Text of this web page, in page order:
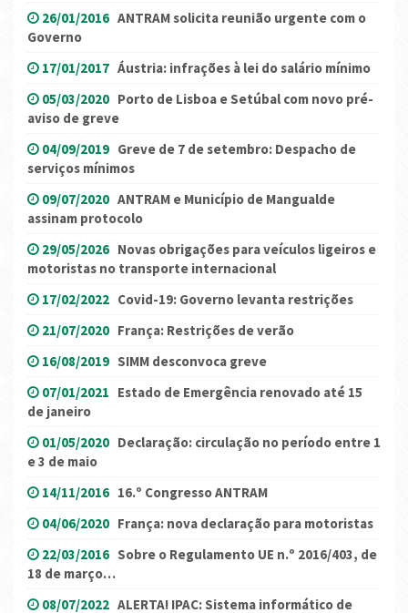
26/01/2016 ANTRAM solicita reunião urgente com o
Governo
17/01/2017 Áustria: infrações à lei do salário mínimo
05/03/2020 Porto de Lisboa e Setúbal com novo pré-
aviso de greve
04/09/2019 Greve de 7 de setembro: Despacho de
serviços mínimos
09/07/2020 ANTRAM e Município de Mangualde
assinam protocolo
29/05/2026 Novas obrigações para veículos ligeiros e
motoristas no transporte internacional
17/02/2022 Covid-19: Governo levanta restrições
21/07/2020 França: Restrições de verão
16/08/2019 SIMM desconvoca greve
07/01/2021 Estado de Emergência renovado até 15
de janeiro
01/05/2020 Declaração: circulação no período entre 1
e 3 de maio
14/11/2016 16.º Congresso ANTRAM
04/06/2020 França: nova declaração para motoristas
22/03/2016 Sobre o Regulamento UE n.º 2016/403, de
18 de março…
08/07/2022 ALERTA! IPAC: Sistema informático de